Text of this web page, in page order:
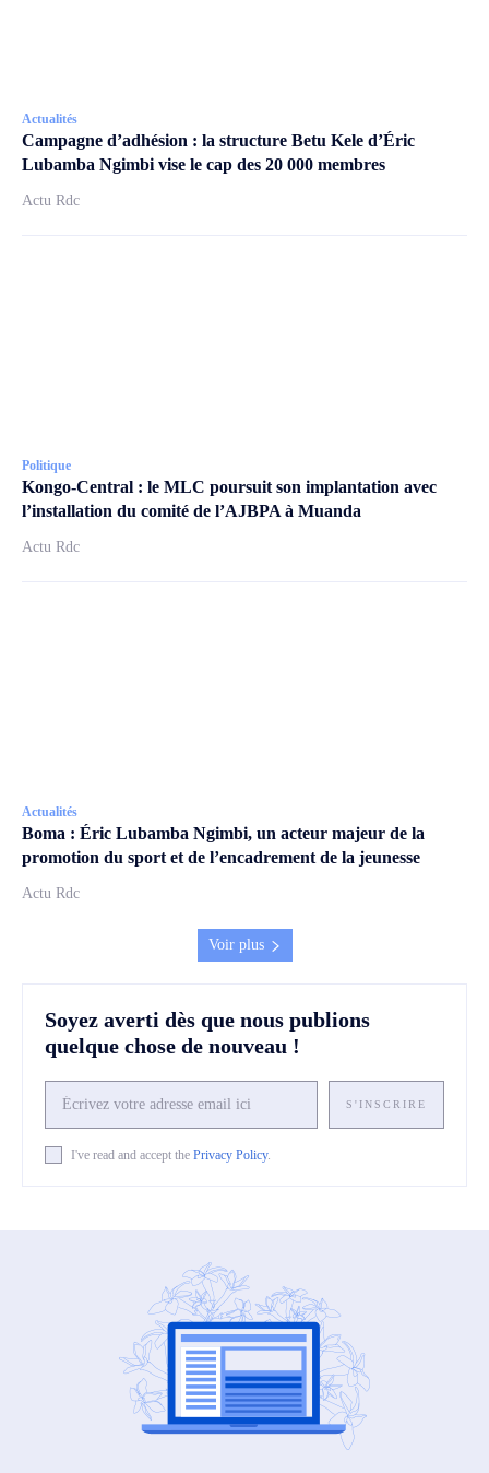
Actualités
Campagne d’adhésion : la structure Betu Kele d’Éric
Lubamba Ngimbi vise le cap des 20 000 membres
Actu Rdc
Politique
Kongo-Central : le MLC poursuit son implantation avec
l’installation du comité de l’AJBPA à Muanda
Actu Rdc
Actualités
Boma : Éric Lubamba Ngimbi, un acteur majeur de la
promotion du sport et de l’encadrement de la jeunesse
Actu Rdc
Voir plus
Soyez averti dès que nous publions
quelque chose de nouveau !
S'INSCRIRE
I've read and accept the Privacy Policy.